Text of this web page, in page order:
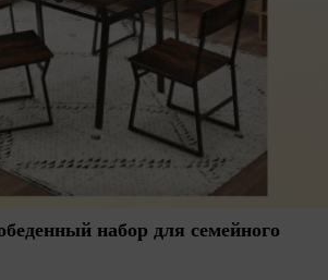
набор для семейного